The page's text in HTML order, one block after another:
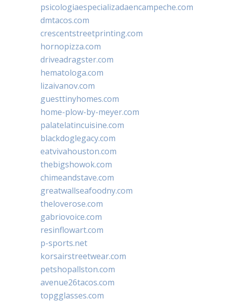
psicologiaespecializadaencampeche.com
dmtacos.com
crescentstreetprinting.com
hornopizza.com
driveadragster.com
hematologa.com
lizaivanov.com
guesttinyhomes.com
home-plow-by-meyer.com
palatelatincuisine.com
blackdoglegacy.com
eatvivahouston.com
thebigshowok.com
chimeandstave.com
greatwallseafoodny.com
theloverose.com
gabriovoice.com
resinflowart.com
p-sports.net
korsairstreetwear.com
petshopallston.com
avenue26tacos.com
topgglasses.com